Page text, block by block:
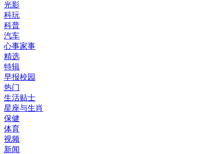
光影
科玩
科普
汽车
心事家事
精选
特辑
早报校园
热门
生活贴士
星座与生肖
保健
体育
视频
新闻